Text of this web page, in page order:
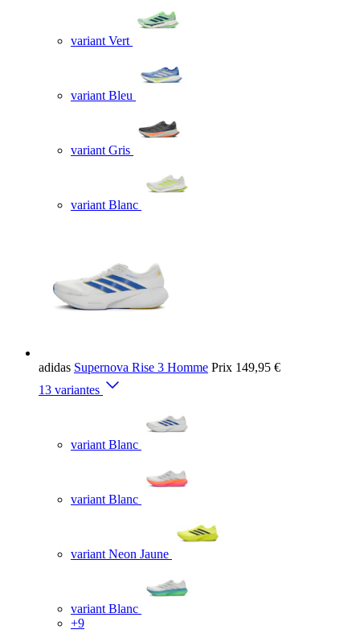
variant Vert
variant Bleu
variant Gris
variant Blanc
adidas Supernova Rise 3 Homme Prix 149,95 €
13 variantes
variant Blanc
variant Blanc
variant Neon Jaune
variant Blanc
+9